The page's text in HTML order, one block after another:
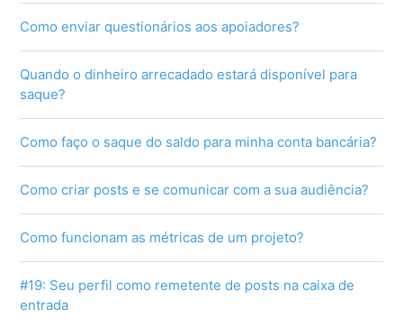
Como enviar questionários aos apoiadores?
Quando o dinheiro arrecadado estará disponível para
saque?
Como faço o saque do saldo para minha conta bancária?
Como criar posts e se comunicar com a sua audiência?
Como funcionam as métricas de um projeto?
#19: Seu perfil como remetente de posts na caixa de
entrada